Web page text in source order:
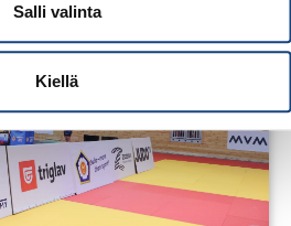
Salli valinta
Kiellä